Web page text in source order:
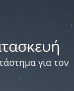
για τον